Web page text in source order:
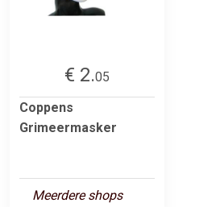
€ 2.05
Coppens
Grimeermasker
Meerdere shops